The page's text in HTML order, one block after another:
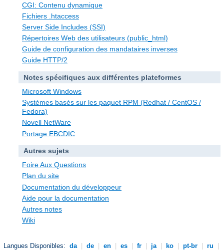
CGI: Contenu dynamique
Fichiers .htaccess
Server Side Includes (SSI)
Répertoires Web des utilisateurs (public_html)
Guide de configuration des mandataires inverses
Guide HTTP/2
Notes spécifiques aux différentes plateformes
Microsoft Windows
Systèmes basés sur les paquet RPM (Redhat / CentOS /
Fedora)
Novell NetWare
Portage EBCDIC
Autres sujets
Foire Aux Questions
Plan du site
Documentation du développeur
Aide pour la documentation
Autres notes
Wiki
Langues Disponibles: da de en es fr ja ko pt-br ru